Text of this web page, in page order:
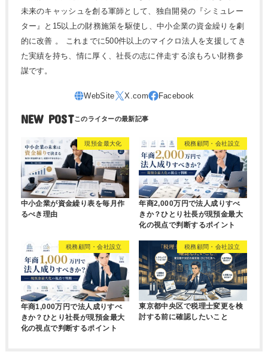
未来のキャッシュを創る軍師として、独自開発の『シミュレー
ター』と15以上の財務施策を駆使し、中小企業の資金繰りを劇
的に改善 。 これまでに500件以上のマイクロ法人を支援してき
た実績を持ち、情に厚く、社長の志に伴走する涙もろい財務参
謀です。
NEW POST
現預金最大化
中小企業が資金繰り表を毎月作
るべき理由
税務顧問・会社設立
年商2,000万円で法人成りすべ
きか？ひとり社長が現預金最大
化の視点で判断するポイント
税務顧問・会社設立
年商1,000万円で法人成りすべ
きか？ひとり社長が現預金最大
化の視点で判断するポイント
税務顧問・会社設立
東京都中央区で税理士変更を検
討する前に確認したいこと